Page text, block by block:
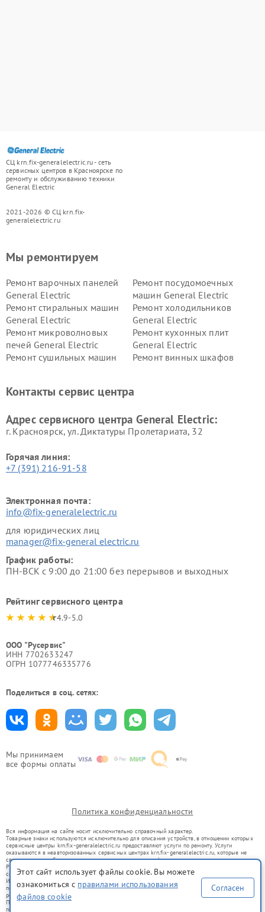
СЦ krn.fix-generalelectric.ru - сеть
сервисных центров в Красноярске по
ремонту и обслуживанию техники
General Electric
2021-2026 © СЦ krn.fix-
generalelectric.ru
Мы принимаем
все формы оплаты
Мы ремонтируем
Ремонт варочных панелей
General Electric
Ремонт посудомоечных
машин General Electric
Ремонт стиральных машин
General Electric
Ремонт холодильников
General Electric
Ремонт микроволновых
печей General Electric
Ремонт кухонных плит
General Electric
Ремонт сушильных машин
Ремонт винных шкафов
Electric
General Electric
Контакты сервис центра
Адрес сервисного центра General Electric:
г. Красноярск, ул. Диктатуры Пролетариата, 32
Горячая линия:
+7 (391) 216-91-58
Электронная почта:
info@fix-generalelectric.ru
для юридических лиц
manager@fix-general electric.ru
График работы:
ПН-ВСК с 9:00 до 21:00 без перерывов и выходных
Рейтинг сервисного центра
4.9-5.0
ООО "Русервис"
ИНН 7702633247
ОГРН 1077746335776
Поделиться в соц. сетях:
Политика конфиденциальности
Вся информация на сайте носит исключительно справочный характер.
Товарные знаки используются исключительно для описания устройств, в отношении которых
сервисные центры krn.fix-generalelectric.ru предоставляют услуги по ремонту. Услуги
оказываются в неавторизованных сервисных центрах krn.fix-generalelectric.ru, которые не
связаны с правообладателями товарных знаков или их официальными представителями.
Ремонт осуществляется для устройств, уже введенных в гражданский оборот в соответствии
со статьей 1487 ГК РФ.
Использование товарных знаков не преследует цели индивидуализации услуг или введения
потребителей в заблуждение, а служит для информирования о предоставляемых услугах по
ремонту техники указанных брендов.
Представленная на сайте информация не является публичной офертой, определяемой
положениями Статьи 437(2) Гражданского кодекса РФ
Этот сайт использует файлы cookie. Вы можете
ознакомиться с правилами использования
файлов cookie
Согласен